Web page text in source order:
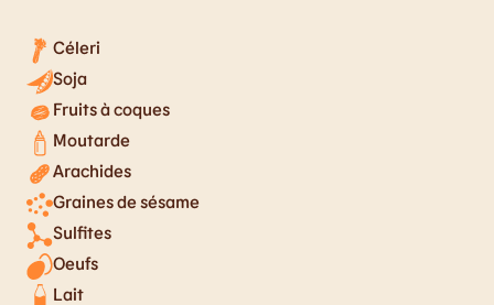
Céleri
Soja
Fruits à coques
Moutarde
Arachides
Graines de sésame
Sulfites
Oeufs
Lait